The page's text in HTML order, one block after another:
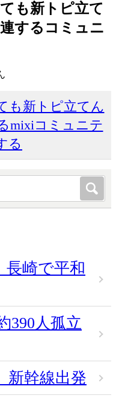
も新トピ立て
するコミュニ
も新トピ立てん
mixiコミュニテ
る
長崎で平和
390人孤立
新幹線出発